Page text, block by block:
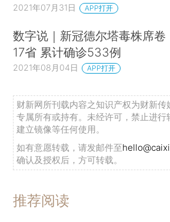
2021年07月31日 APP打开
数字说｜新冠德尔塔毒株席卷
17省 累计确诊533例
2021年08月04日 APP打开
财新网所刊载内容之知识产权为财新传
专属所有或持有。未经许可，禁止进行
建立镜像等任何使用。
如有意愿转载，请发邮件至
确认及授权后，方可转载。
推荐阅读